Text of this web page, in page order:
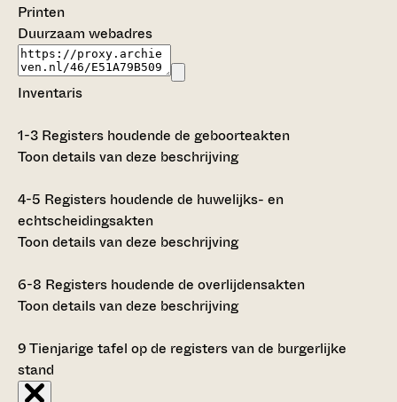
Printen
Duurzaam webadres
Inventaris
1-3 Registers houdende de geboorteakten
Toon details van deze beschrijving
4-5 Registers houdende de huwelijks- en
echtscheidingsakten
Toon details van deze beschrijving
6-8 Registers houdende de overlijdensakten
Toon details van deze beschrijving
9Tienjarige tafel op de registers van de burgerlijke
stand